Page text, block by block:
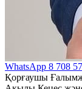
WhatsApp 8 708
Қорғаушы